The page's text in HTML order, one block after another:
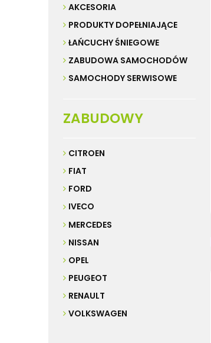
AKCESORIA
PRODUKTY DOPEŁNIAJĄCE
ŁAŃCUCHY ŚNIEGOWE
ZABUDOWA SAMOCHODÓW
SAMOCHODY SERWISOWE
ZABUDOWY
CITROEN
FIAT
FORD
IVECO
MERCEDES
NISSAN
OPEL
PEUGEOT
RENAULT
VOLKSWAGEN